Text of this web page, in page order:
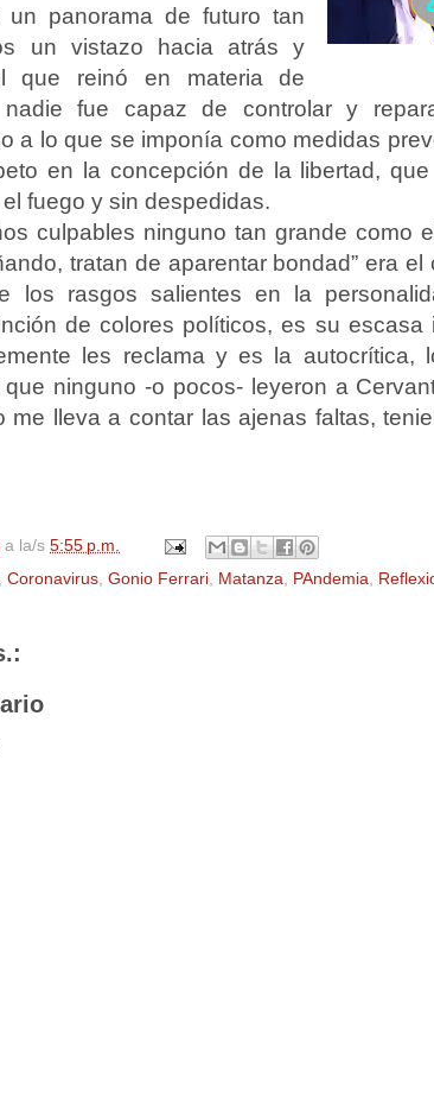
un panorama de futuro tan
un vistazo hacia atrás y
que reinó en materia de
nadie fue capaz de controlar y
a lo que se imponía como medidas
en la concepción de la libertad,
fuego y sin despedidas.
culpables ninguno tan grande como
tratan de aparentar bondad” era
los rasgos salientes en la
de colores políticos, es su
les reclama y es la
ninguno -o pocos- leyeron a
me lleva a contar las ajenas faltas,
a la/s 5:55 p.m.
Coronavirus Gonio Ferrari Matanza PAndemia